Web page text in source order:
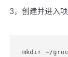
3，创建并进入项
mkdir ~/